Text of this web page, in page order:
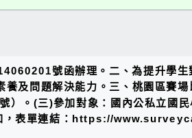
號函辦理。二、為提升學生
及問題解決能力。三、桃園區賽
）。(三)參加對象：國內公私立國
，表單連結：https://